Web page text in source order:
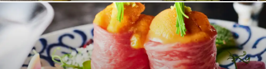
豊洲「米彦」の生本マグロと、九州、四国の独自ルートより仕入
れた本当にうまい鮮魚を是非味わって下さい！
賛 SUN